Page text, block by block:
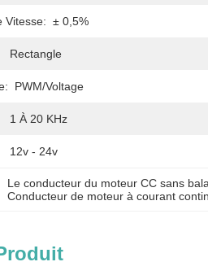
Vitesse: ± 0,5%
Rectangle
PWM/Voltage
1 À 20 KHz
12v - 24v
Le conducteur du moteur CC sans
Conducteur de moteur à courant